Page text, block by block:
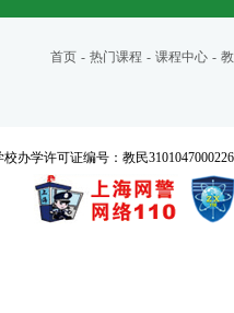
首页 - 热门课程 - 课程中心 -
办学许可证编号：教民